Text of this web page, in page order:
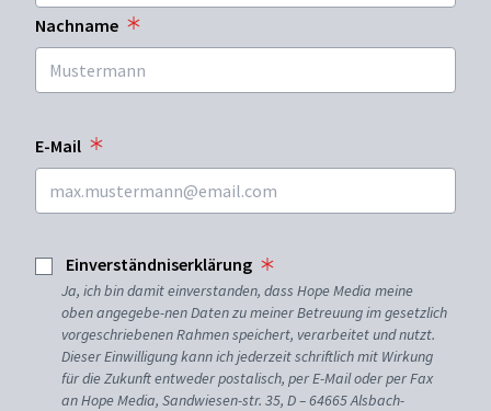
Nachname
E-Mail
Einverständniserklärung
Ja, ich bin damit einverstanden, dass Hope Media meine
oben angegebe-nen Daten zu meiner Betreuung im gesetzlich
vorgeschriebenen Rahmen speichert, verarbeitet und nutzt.
Dieser Einwilligung kann ich jederzeit schriftlich mit Wirkung
für die Zukunft entweder postalisch, per E-Mail oder per Fax
an Hope Media, Sandwiesen-str. 35, D – 64665 Alsbach-